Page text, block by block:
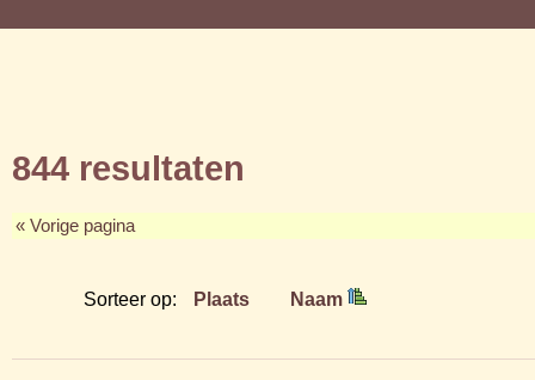
844 resultaten
« Vorige pagina
Sorteer op: Plaats Naam